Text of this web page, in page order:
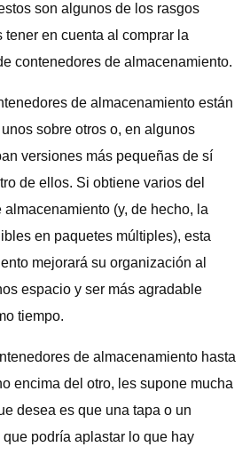
son algunos de los rasgos
en cuenta al comprar la
contenedores de almacenamiento.
de almacenamiento están
sobre otros o, en algunos
versiones más pequeñas de sí
de ellos. Si obtiene varios del
(y, de hecho, la
en paquetes múltiples), esta
mejorará su organización al
espacio y ser más agradable
tiempo.
de almacenamiento hasta
encima del otro, les supone mucha
desea es que una tapa o un
podría aplastar lo que hay